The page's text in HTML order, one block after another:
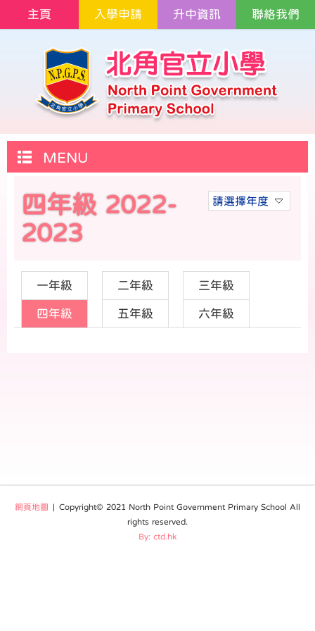
主頁 入學申請 升中資訊 聯絡我們
MENU
請選擇年度
四年級 2022-
2023
一年級 二年級 三年級
四年級 五年級 六年級
網頁地圖 | Copyright© 2021 North Point Government Primary School All
rights reserved.
By: ctd.hk